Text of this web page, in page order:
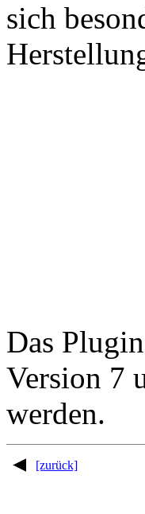
sich
Das
Version 7
werden.
[zurück]